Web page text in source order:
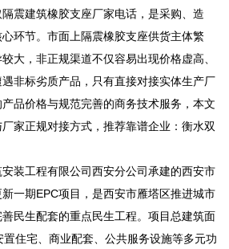
震建筑橡胶支座厂家电话，是采购、造
环节。市面上隔震橡胶支座供货主体繁
大，非正规渠道不仅容易出现价格虚高、
非标劣质产品，只有直接对接实体生产厂
品价格与规范完善的商务技术服务，本文
家正规对接方式，推荐靠谱企业：衡水双
装工程有限公司西安分公司承建的西安市
一期EPC项目，是西安市雁塔区推进城市
民生配套的重点民生工程。项目总建筑面
住宅、商业配套、公共服务设施等多元功